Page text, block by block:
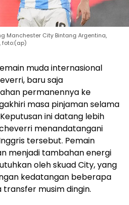
Manchester City Bintang Argentina,
foto:(ap)
muda internasional
baru saja
permanennya ke
masa pinjaman selama
ini datang lebih
menandatangani
tersebut. Pemain
menjadi tambahan energi
oleh skuad City, yang
kedatangan beberapa
musim dingin.